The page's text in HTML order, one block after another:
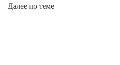
Далее по теме